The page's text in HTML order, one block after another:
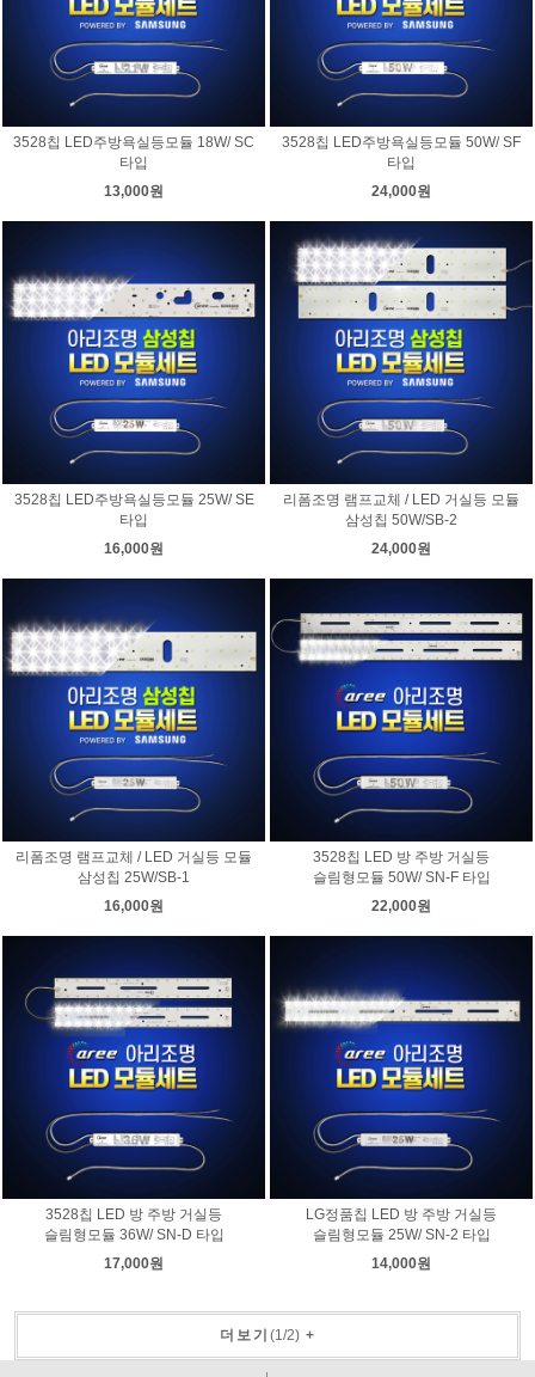
3528칩 LED주방욕실등모듈 18W/ SC
타입
13,000원
3528칩 LED주방욕실등모듈 50W/ SF
타입
24,000원
3528칩 LED주방욕실등모듈 25W/ SE
타입
16,000원
리폼조명 램프교체 / LED 거실등 모듈
삼성칩 50W/SB-2
24,000원
리폼조명 램프교체 / LED 거실등 모듈
삼성칩 25W/SB-1
16,000원
3528칩 LED 방 주방 거실등
슬림형모듈 50W/ SN-F 타입
22,000원
3528칩 LED 방 주방 거실등
슬림형모듈 36W/ SN-D 타입
17,000원
LG정품칩 LED 방 주방 거실등
슬림형모듈 25W/ SN-2 타입
14,000원
더보기 (1/2)+